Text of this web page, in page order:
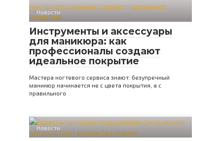
Новости
Инструменты и аксессуары
для маникюра: как
профессионалы создают
идеальное покрытие
Мастера ногтевого сервиса знают: безупречный
маникюр начинается не с цвета покрытия, а с
правильного
Новости